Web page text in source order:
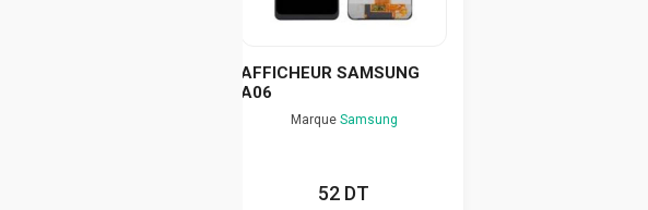
AFFICHEUR SAMSUNG
A06
Marque Samsung
52 DT